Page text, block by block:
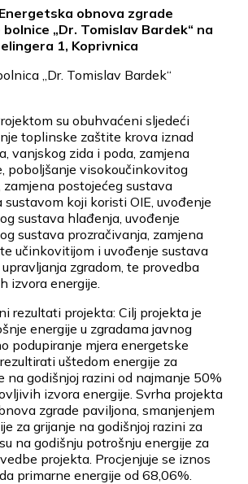
Energetska obnova zgrade
„Dr. Tomislav Bardek“ na
1, Koprivnica
„Dr. Tomislav Bardek“
su obuhvaćeni sljedeći
toplinske zaštite krova iznad
vanjskog zida i poda, zamjena
poboljšanje visokoučinkovitog
zamjena postojećeg sustava
koji koristi OIE, uvođenje
sustava hlađenja, uvođenje
sustava prozračivanja, zamjena
učinkovitijom i uvođenje sustava
zgradom, te provedba
izvora energije.
rezultati projekta: Cilj projekta je
energije u zgradama javnog
podupiranje mjera energetske
uštedom energije za
na godišnjoj razini od najmanje 50%
izvora energije. Svrha projekta
zgrade paviljona, smanjenjem
za grijanje na godišnjoj razini za
na godišnju potrošnju energije za
projekta. Procjenjuje se iznos
primarne energije od 68,06%.